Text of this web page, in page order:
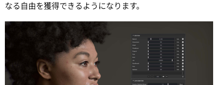
なる自由を獲得できるようになります。